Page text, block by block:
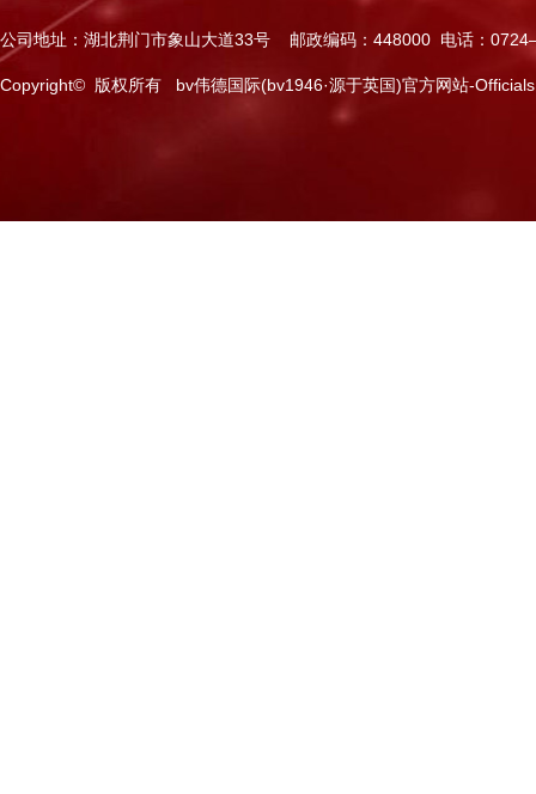
公司地址：湖北荆门市象山大道33号 邮政编码：448000 电话：
Copyright© 版权所有 bv伟德国际(bv1946·源于英国)官方网站-